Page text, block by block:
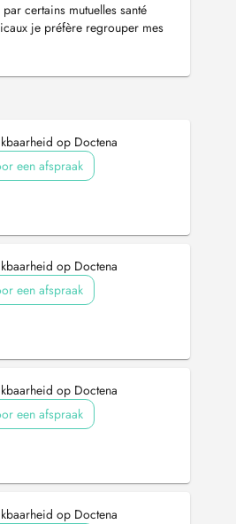
certains mutuelles santé
je préfère regrouper mes
op Doctena
een afspraak
op Doctena
een afspraak
op Doctena
een afspraak
op Doctena